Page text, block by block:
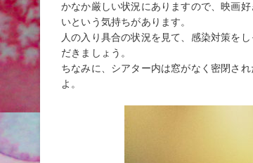
かなか厳しい状況にありますので、映画
いという気持ちがあります。
人の入り具合の状況を見て、感染対策を
だきましょう。
ちなみに、シアター内は窓がなく密閉さ
よ。